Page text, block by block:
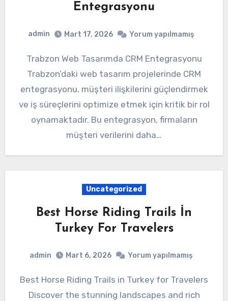
Entegrasyonu
admin Mart 17, 2026 Yorum yapılmamış
Trabzon Web Tasarımda CRM Entegrasyonu
Trabzon’daki web tasarım projelerinde CRM
entegrasyonu, müşteri ilişkilerini güçlendirmek
ve iş süreçlerini optimize etmek için kritik bir rol
oynamaktadır. Bu entegrasyon, firmaların
müşteri verilerini daha…
Uncategorized
Best Horse Riding Trails İn
Turkey For Travelers
admin Mart 6, 2026 Yorum yapılmamış
Best Horse Riding Trails in Turkey for Travelers
Discover the stunning landscapes and rich